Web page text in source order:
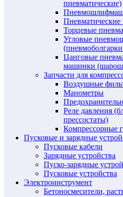
пневматические)
Торцевые
Угловые
Цанговые
машинки
Запчасти для
Воздушные
Манометры
Реле давления
прессостаты)
Компрессорные
Пусковые и зарядные
Пусковые кабели
Зарядные устройства
Пуско-зарядные
Пусковые устройства
Электроинструмент
Бетоносмесители,